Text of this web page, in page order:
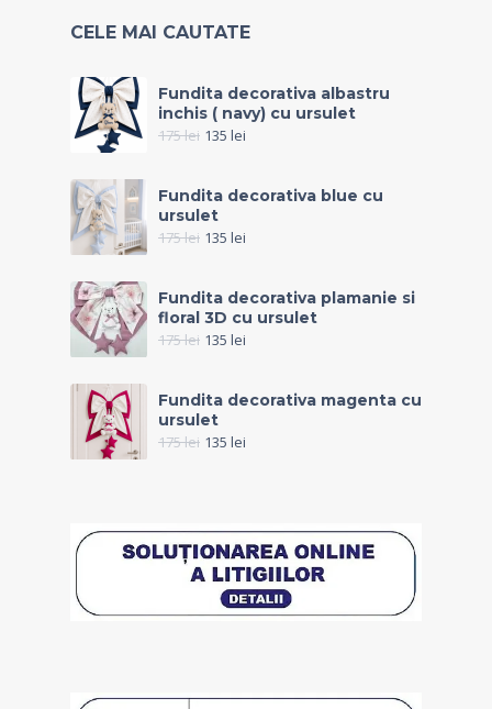
CELE MAI CAUTATE
Fundita decorativa albastru
inchis ( navy) cu ursulet
175lei 135 lei
Fundita decorativa blue cu
ursulet
175lei 135 lei
Fundita decorativa plamanie si
floral 3D cu ursulet
175lei 135 lei
Fundita decorativa magenta cu
ursulet
175lei 135 lei